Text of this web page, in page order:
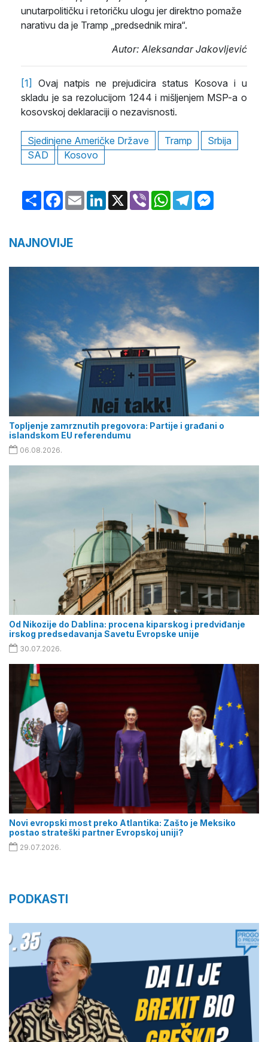
unutarpolitičku i retoričku ulogu jer direktno pomaže
narativu da je Tramp „predsednik mira“.
Autor: Aleksandar Jakovljević
[1]
Ovaj natpis ne prejudicira status Kosova i u
skladu je sa rezolucijom 1244 i mišljenjem MSP-a o
kosovskoj deklaraciji o nezavisnosti.
Sjedinjene Američke Države Tramp
Srbija
SAD
Kosovo
ShareFacebook
Email LinkedIn
X Viber WhatsApp
Telegram
NAJNOVIJE
Topljenje zamrznutih pregovora: Partije i građani o
islandskom EU referendumu
06.08.2026.
Od Nikozije do Dablina: procena kiparskog i predviđanje
irskog predsedavanja Savetu Evropske unije
30.07.2026.
Novi evropski most preko Atlantika: Zašto je Meksiko
postao strateški partner Evropskoj uniji?
29.07.2026.
PODKASTI